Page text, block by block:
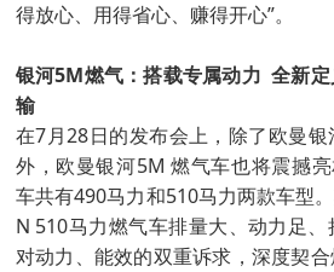
得放心、用得省心、赚得开心”。
银河5M燃气：搭载专属动力 全新
输
在7月28日的发布会上，除了欧曼
外，欧曼银河5M 燃气车也将震撼
车共有490马力和510马力两款车型
N 510马力燃气车排量大、动力足
对动力、能效的双重诉求，深度契